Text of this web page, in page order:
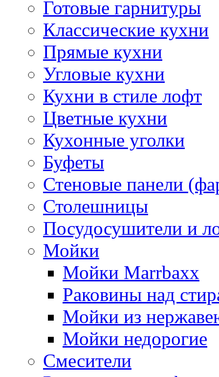
Готовые гарнитуры
Классические кухни
Прямые кухни
Угловые кухни
Кухни в стиле лофт
Цветные кухни
Кухонные уголки
Буфеты
Стеновые панели
Столешницы
Посудосушители и
Мойки
Мойки Marrbaxx
Раковины над
Мойки из
Мойки недорогие
Смесители